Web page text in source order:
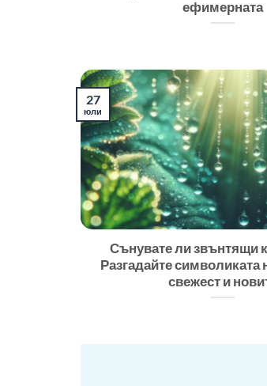
ефимерната
Сънувате ли звънтящи
Разгадайте символиката
свежест и
27
юли